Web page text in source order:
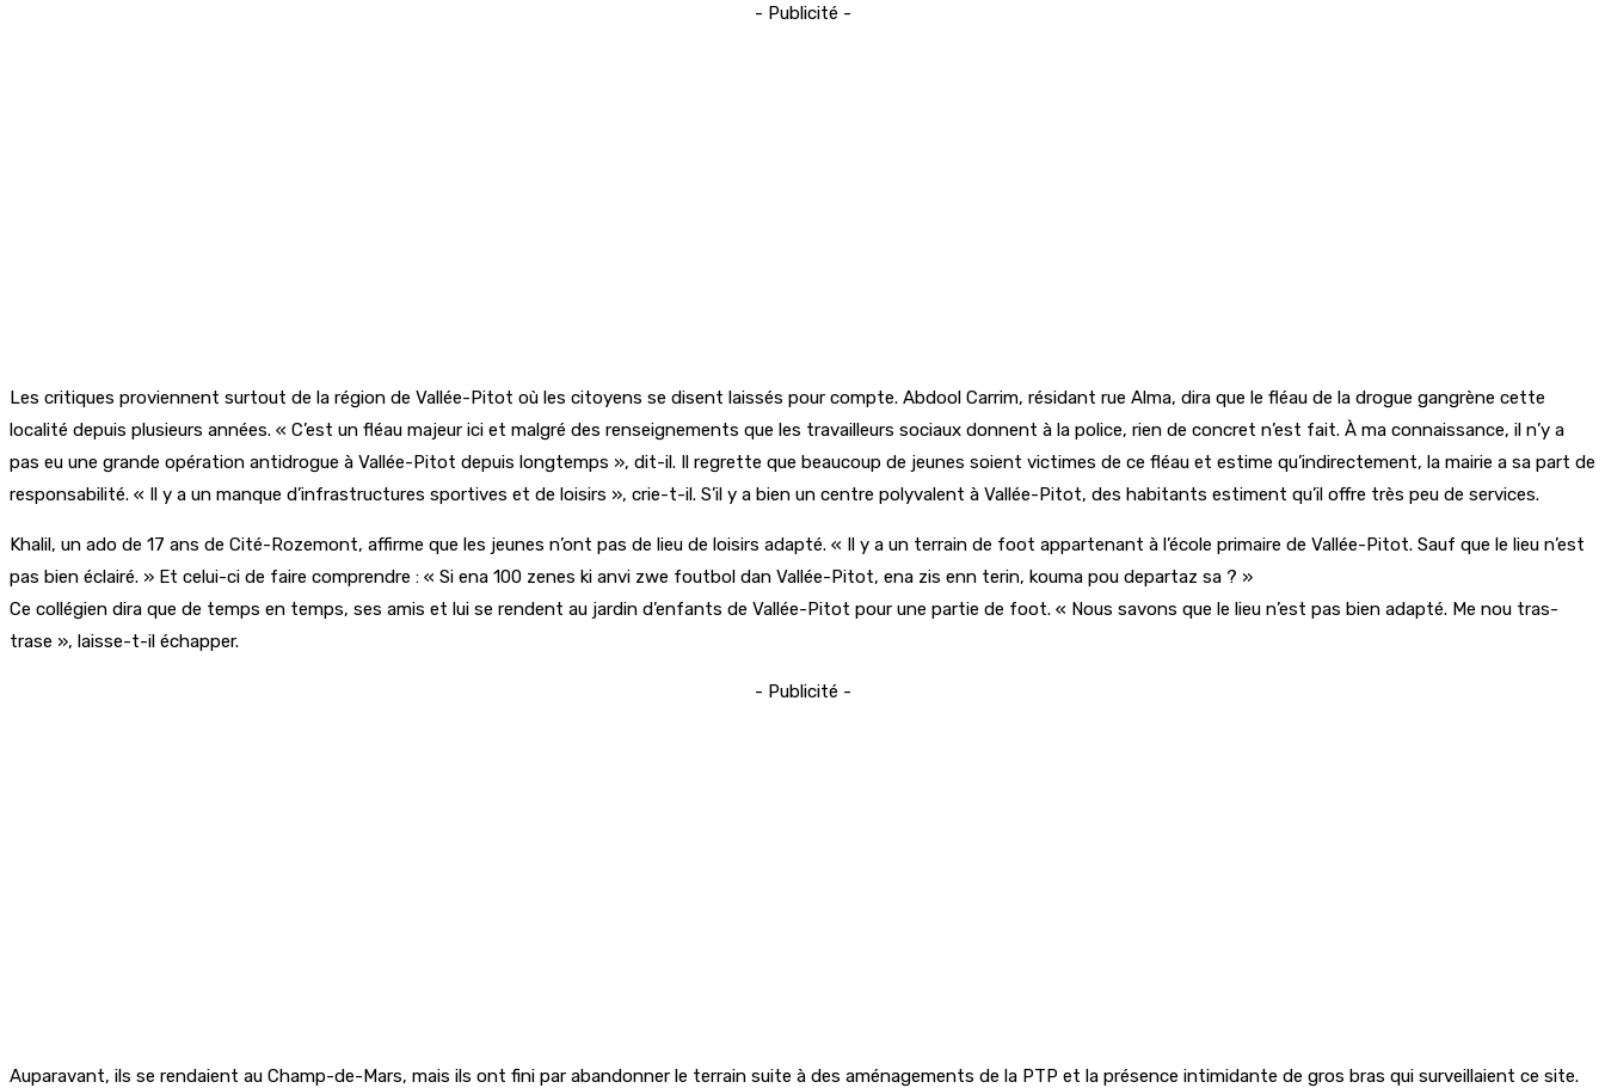
- Publicité -
Les critiques proviennent surtout de la région de Vallée-Pitot où les citoyens se disent laissés pour compte. Abdool Carrim, résidant rue Alma, dira que le fléau de la drogue gangrène cette
localité depuis plusieurs années. « C’est un fléau majeur ici et malgré des renseignements que les travailleurs sociaux donnent à la police, rien de concret n’est fait. À ma connaissance, il n’y a
pas eu une grande opération antidrogue à Vallée-Pitot depuis longtemps », dit-il. Il regrette que beaucoup de jeunes soient victimes de ce fléau et estime qu’indirectement, la mairie a sa part de
responsabilité. « Il y a un manque d’infrastructures sportives et de loisirs », crie-t-il. S’il y a bien un centre polyvalent à Vallée-Pitot, des habitants estiment qu’il offre très peu de services.
Khalil, un ado de 17 ans de Cité-Rozemont, affirme que les jeunes n’ont pas de lieu de loisirs adapté. « Il y a un terrain de foot appartenant à l’école primaire de Vallée-Pitot. Sauf que le lieu n’est
pas bien éclairé. » Et celui-ci de faire comprendre : « Si ena 100 zenes ki anvi zwe foutbol dan Vallée-Pitot, ena zis enn terin, kouma pou departaz sa ? »
Ce collégien dira que de temps en temps, ses amis et lui se rendent au jardin d’enfants de Vallée-Pitot pour une partie de foot. « Nous savons que le lieu n’est pas bien adapté. Me nou tras-
trase », laisse-t-il échapper.
- Publicité -
Auparavant, ils se rendaient au Champ-de-Mars, mais ils ont fini par abandonner le terrain suite à des aménagements de la PTP et la présence intimidante de gros bras qui surveillaient ce site.